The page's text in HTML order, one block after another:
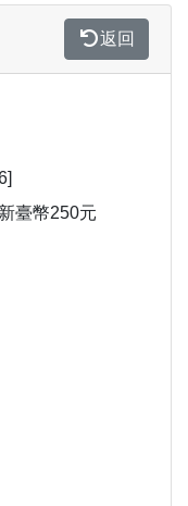
返回
臺幣250元